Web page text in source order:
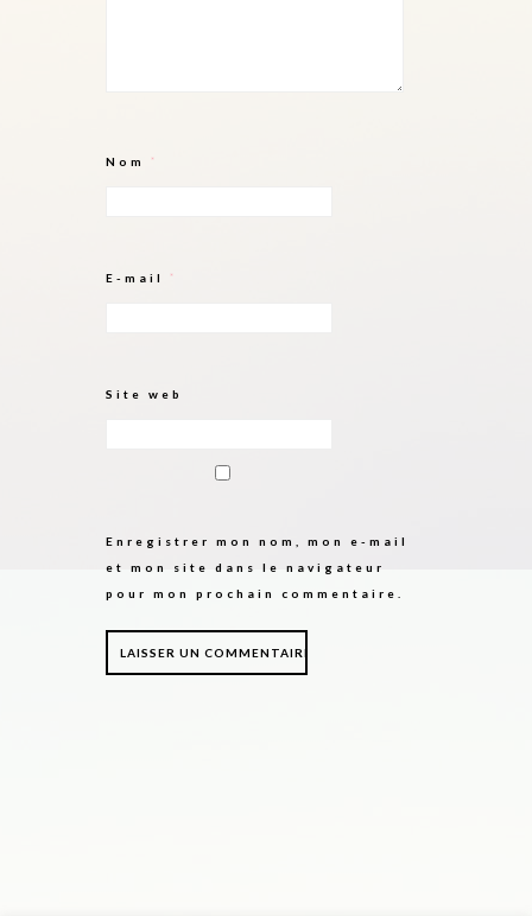
Nom *
E-mail *
Site web
Enregistrer mon nom, mon e-mail
et mon site dans le navigateur
pour mon prochain commentaire.